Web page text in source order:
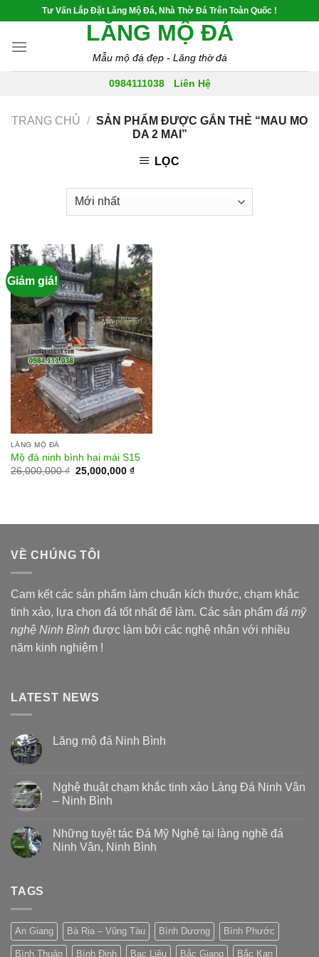
content
Tư Vấn Lắp Đặt Lăng Mộ Đá, Nhà Thờ Đá Trên Toàn Quốc !
LĂNG MỘ ĐÁ
Mẫu mộ đá đẹp - Lăng thờ đá
0984111038- Liên Hệ
TRANG CHỦ / SẢN PHẨM ĐƯỢC GẮN THẺ “MAU MO
DA 2 MAI”
LỌC
Giảm giá!
LĂNG MỘ ĐÁ
Mộ đá ninh bình hai mái S15
26,000,000₫ 25,000,000 ₫
VỀ CHÚNG TÔI
Cam kết các sản phẩm làm chuẩn kích thước, chạm khắc
tinh xảo, lựa chọn đá tốt nhất để làm. Các sản phẩm đá mỹ
nghệ Ninh Bình được làm bởi các nghệ nhân với nhiều
năm kinh nghiệm !
LATEST NEWS
Lăng mộ đá Ninh Bình
Nghệ thuật chạm khắc tinh xảo Làng Đá Ninh Vân
– Ninh Bình
Những tuyệt tác Đá Mỹ Nghệ tại làng nghề đá
Ninh Vân, Ninh Bình
TAGS
An Giang Bà Rịa – Vũng Tàu Bình Dương Bình Phước
Bình Thuận Bình Định Bạc Liêu Bắc Giang Bắc Kạn